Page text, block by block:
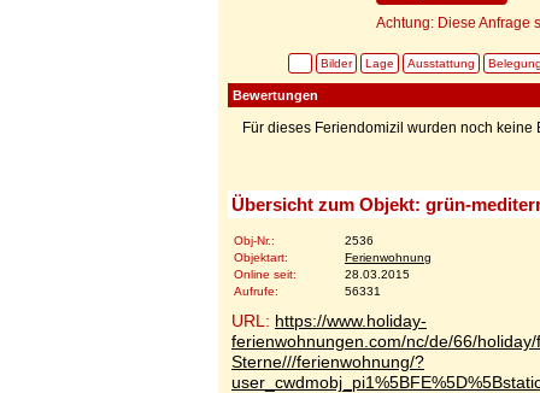
Achtung: Diese Anfrage
Bilder Lage Ausstattung
Bewertungen
Für dieses Feriendomizil wurden noch
Übersicht zum Objekt: grün-
Obj-Nr.:
2536
Objektart:
Ferienwohnung
Online seit:
28.03.2015
Aufrufe:
56331
URL: https://www.holiday-
ferienwohnungen.com/nc/de/66/
Sterne///ferienwohnung/?